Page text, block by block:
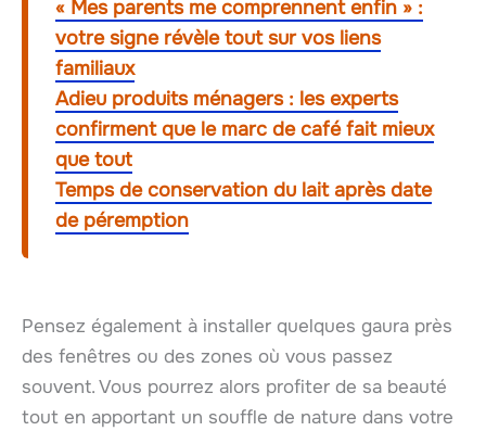
« Mes parents me comprennent enfin » :
votre signe révèle tout sur vos liens
familiaux
Adieu produits ménagers : les experts
confirment que le marc de café fait mieux
que tout
Temps de conservation du lait après date
de péremption
Pensez également à installer quelques gaura près
des fenêtres ou des zones où vous passez
souvent. Vous pourrez alors profiter de sa beauté
tout en apportant un souffle de nature dans votre